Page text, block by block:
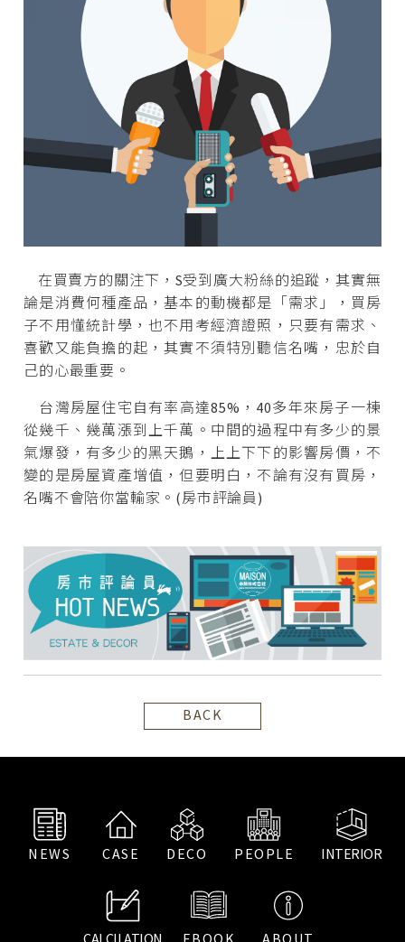
在買賣方的關注下，S受到廣大粉絲的追蹤，其實無
論是消費何種產品，基本的動機都是「需求」，買房
子不用懂統計學，也不用考經濟證照，只要有需求、
喜歡又能負擔的起，其實不須特別聽信名嘴，忠於自
己的心最重要。
台灣房屋住宅自有率高達85%，40多年來房子一棟
從幾千、幾萬漲到上千萬。中間的過程中有多少的景
氣爆發，有多少的黑天鵝，上上下下的影響房價，不
變的是房屋資產增值，但要明白，不論有沒有買房，
名嘴不會陪你當輸家。(房市評論員)
BACK
NEWS CASE DECO PEOPLE INTERIOR